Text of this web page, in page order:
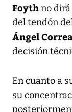
Foythno
del tendón
Ángel
decisión
En cuanto a
su